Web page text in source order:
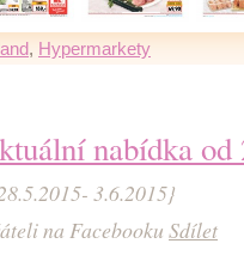
, Hypermarkety
nabídka od
3.6.2015}
na Facebooku Sdílet